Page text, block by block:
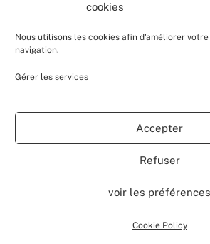
cookies
Nous utilisons les cookies afin d'améliorer
navigation.
Gérer les services
Accepter
Refuser
voir les préférences
Cookie Policy
To
Top
Valentin Lecerf's Blog
Home Blog Contributions My
Valentin Lecerf's Blog2026